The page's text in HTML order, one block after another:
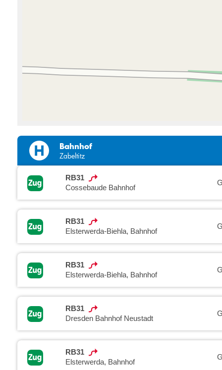
Bahnhof
Zabeltitz
RB31
Cossebaude Bahnhof
RB31
Elsterwerda-Biehla, Bahnhof
RB31
Elsterwerda-Biehla, Bahnhof
RB31
Dresden Bahnhof Neustadt
RB31
Elsterwerda, Bahnhof